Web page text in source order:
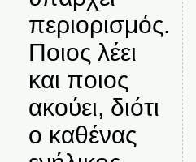
περιορισμός.
Ποιος λέει
και ποιος
ακούει, διότι
ο καθένας